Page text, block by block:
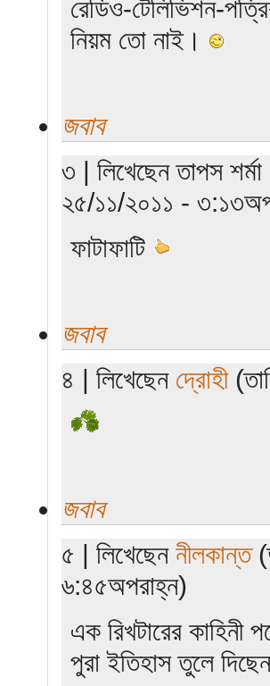
রেডিও-টেলিভিশন-
নিয়ম তো নাই।
জবাব
৩ | লিখেছেন তাপস
২৫/১১/২০১১ -
ফাটাফাটি
জবাব
৪ | লিখেছেন দ্রোহী
জবাব
৫ | লিখেছেন নীলকান্ত
৬:৪৫অপরাহ্ন)
এক রিখটারের
পুরা ইতিহাস তুলে